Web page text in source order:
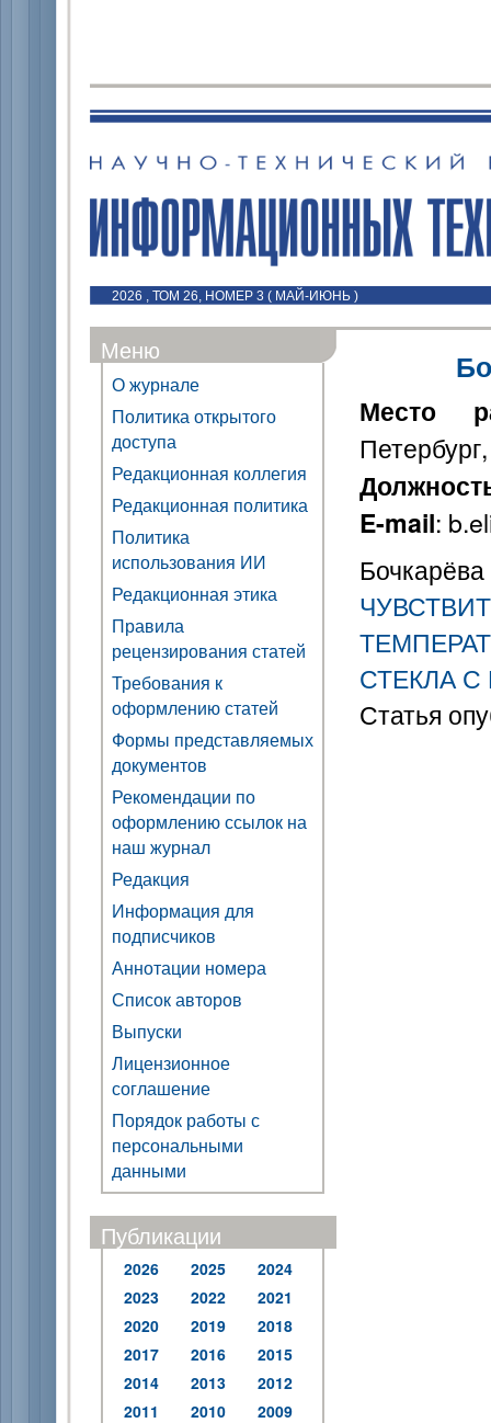
2026 , ТОМ 26, НОМЕР 3 ( МАЙ-ИЮНЬ )
Меню
О журнале
Политика открытого
доступа
Редакционная коллегия
Редакционная политика
Политика
использования ИИ
Редакционная этика
Правила
рецензирования статей
Требования к
оформлению статей
Формы представляемых
документов
Рекомендации по
оформлению ссылок на
наш журнал
Редакция
Информация для
подписчиков
Аннотации номера
Список авторов
Выпуски
Лицензионное
соглашение
Порядок работы с
персональными
данными
Публикации
2026 2025
2024
2023
2022
2021
2020
2019
2018
2017
2016
2015
2014
2013
2012
2011
2010
2009
Место
E-mail:
СТЕКЛА
Статья